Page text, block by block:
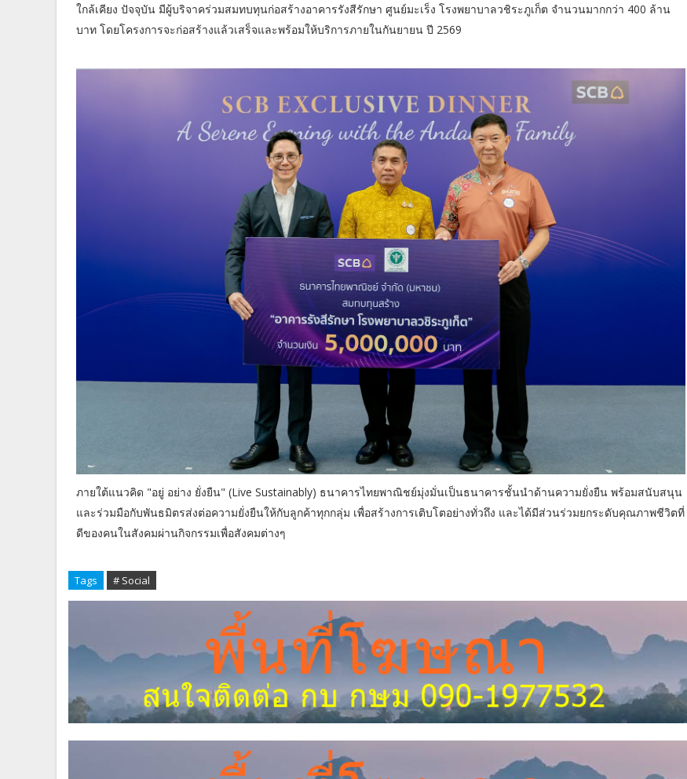
ใกล้เคียง ปัจจุบัน มีผู้บริจาคร่วมสมทบทุนก่อสร้างอาคารรังสีรักษา ศูนย์มะเร็ง โรงพยาบาลวชิระภูเก็ต จำนวนมากกว่า 400 ล้าน
บาท โดยโครงการจะก่อสร้างแล้วเสร็จและพร้อมให้บริการภายในกันยายน ปี 2569
ภายใต้แนวคิด "อยู่ อย่าง ยั่งยืน" (Live Sustainably) ธนาคารไทยพาณิชย์มุ่งมั่นเป็นธนาคารชั้นนำด้านความยั่งยืน พร้อมสนับสนุน
และร่วมมือกับพันธมิตรส่งต่อความยั่งยืนให้กับลูกค้าทุกกลุ่ม เพื่อสร้างการเติบโตอย่างทั่วถึง และได้มีส่วนร่วมยกระดับคุณภาพชีวิตที่
ดีของคนในสังคมผ่านกิจกรรมเพื่อสังคมต่างๆ
Tags # Social